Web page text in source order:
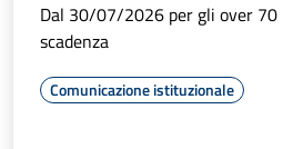
Dal 30/07/2026 per gli over 70
scadenza
Comunicazione istituzionale